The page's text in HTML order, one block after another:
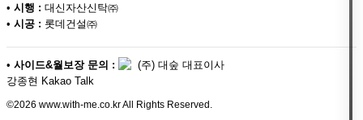
• 시행 : 대신자산신탁㈜
• 시공 : 롯데건설㈜
• 사이드&월보장 문의 :
(주) 대숲 대표이사
강종현 Kakao Talk
©2026 www.with-me.co.kr All Rights Reserved.